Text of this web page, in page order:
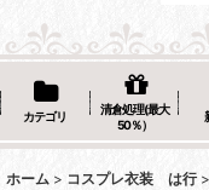
カテゴリ
清倉処理(最大
50％）
ホーム > コスプレ衣装 は行 >